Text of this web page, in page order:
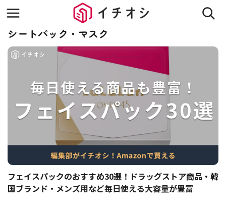
シートパック・マスク
フェイスパックのおすすめ30選！ドラッグストア商品・韓
国ブランド・メンズ用など毎日使える大容量が豊富